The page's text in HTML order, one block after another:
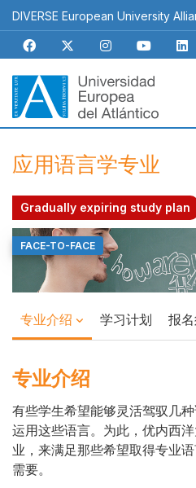
跳
转
主
要
容
DIVERSE European University
Navegación
应用语言学专业
Gradually expiring study plan
Top
Banner
FACE-TO-FACE
专业介绍 学习计划 报
专业介绍
Cuerpo
有些学生希望能够灵活驾驭几
运用这些语言。为此，优内西
业，来满足那些希望取得专业
需要。